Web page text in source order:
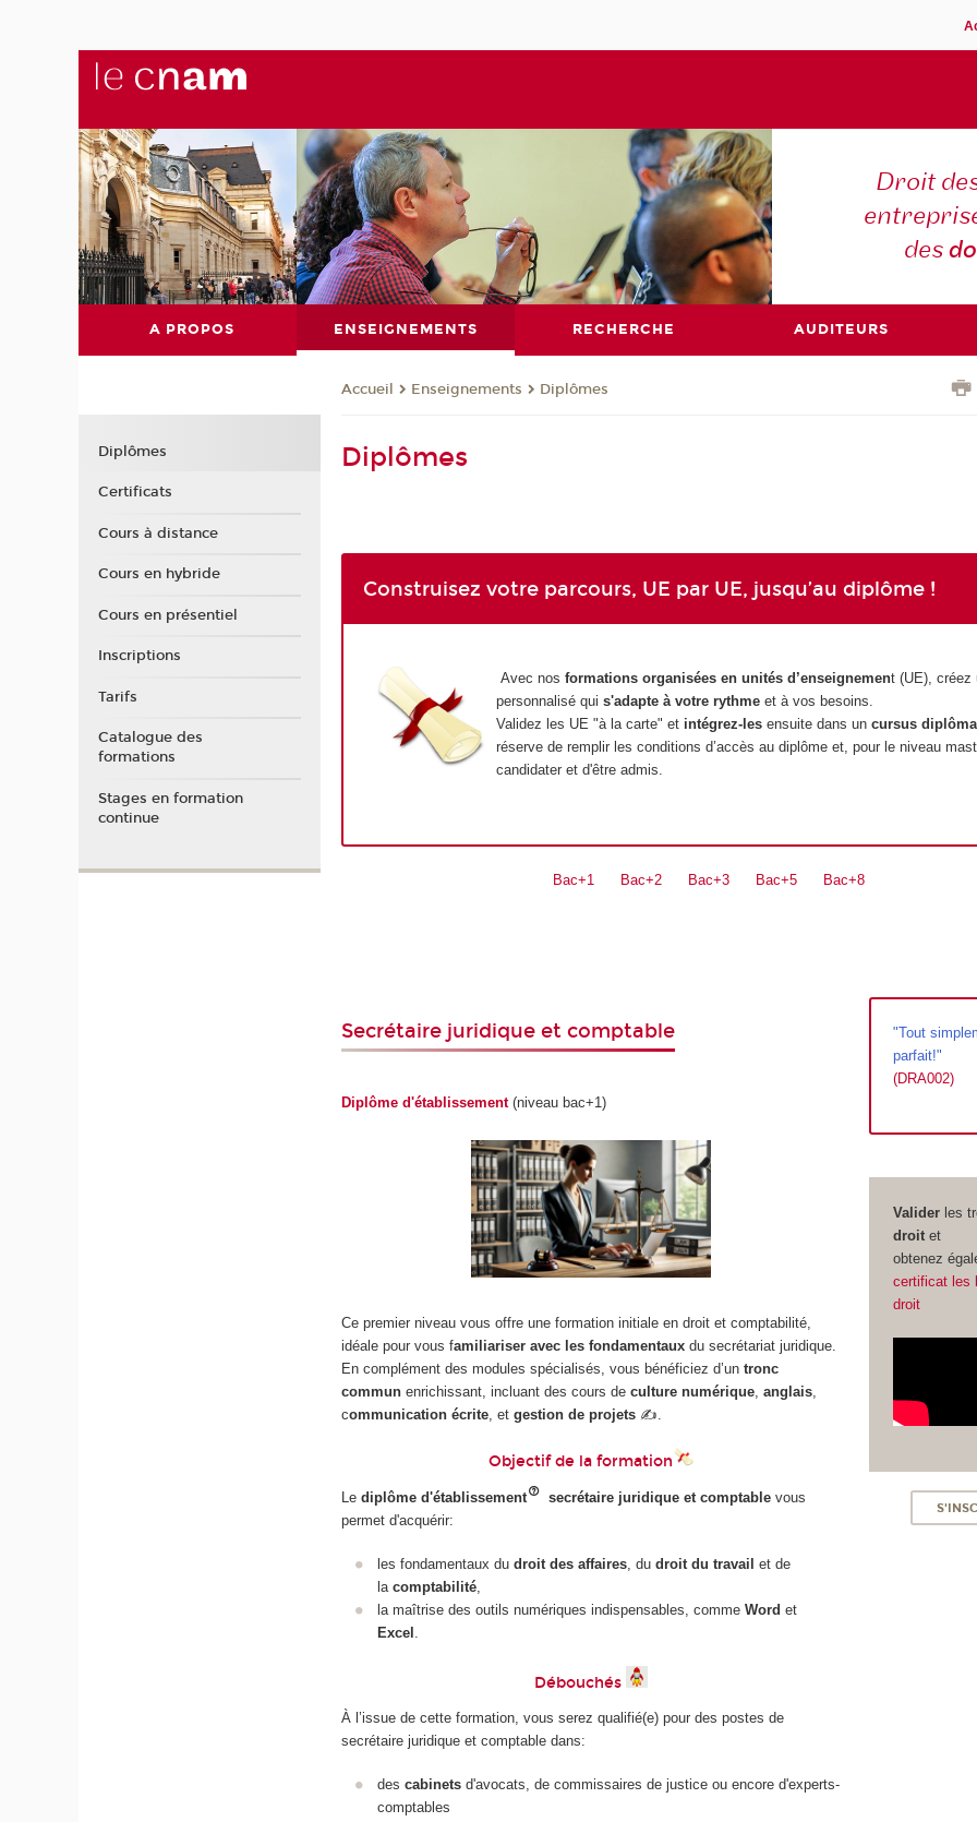
Droit
des
A PROPOS ENSEIGNEMENTS RECHERCHE AUDITEURS
Accueil Enseignements Diplômes
Diplômes
Construisez votre parcours, UE par UE, jusqu’au diplôme !
Avec nos formations organisées en unités d’enseignement (UE), créez
personnalisé qui s'adapte à votre rythmeet à vos besoins.
Validez les UE "à la carte" et intégrez-lesensuite dans un cursus
réserve de remplir les conditions d’accès au diplôme et, pour le niveau
candidater et d'être admis.
Bac+1 Bac+2 Bac+3 Bac+5 Bac+8
Secrétaire juridique et comptable
Diplôme d'établissement(niveau bac+1)
Ce premier niveau vous offre une formation initiale en droit et comptabilité,
idéale pour vous familiariser avec les fondamentauxdu secrétariat juridique.
En complément des modules spécialisés, vous bénéficiez d’untronc
communenrichissant, incluant des cours deculture numérique ,anglais
communication écrite , et gestion de projets ✍️.
Objectif de la formation
Lediplôme d'établissement secrétaire juridique et comptablevous
permet d'acquérir:
les fondamentaux du droit des affaires, du droit du travail et de
la comptabilité,
la maîtrise des outils numériques indispensables, comme Word et
Excel .
Débouchés
À l’issue de cette formation, vous serez qualifié(e) pour des postes de
secrétaire juridique et comptable dans:
des cabinetsd'avocats, de commissaires de justice ou encore d'experts-
comptables
"Tout
parfait!"
(DRA002)
Valider les
droitet
obtenez
certificat les
droit
Diplômes
Certificats
Cours à distance
Cours en hybride
Cours en présentiel
Inscriptions
Tarifs
Catalogue des
formations
Stages en formation
continue